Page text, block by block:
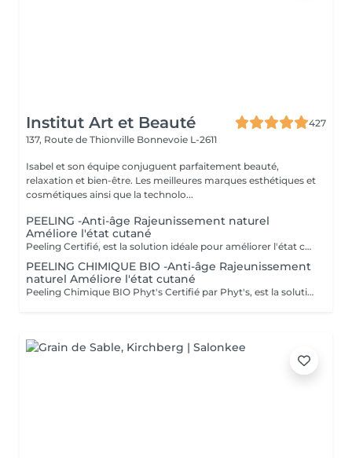
Institut Art et Beauté
427
137, Route de Thionville Bonnevoie L-2611
Isabel et son équipe conjuguent parfaitement beauté,
relaxation et bien-être. Les meilleures marques esthétiques et
cosmétiques ainsi que la technolo...
PEELING -Anti-âge Rajeunissement naturel
Améliore l'état cutané
Peeling Certifié, est la solution idéale pour améliorer l'état cutané et lutter efficacement contre les signes du vieillissement. Ce soin avancé associe la puissance des ingrédients naturels à la rigueur des produits biologiques pour offrir des résultats visibles et durables. Certification BIO : Profitez de produits certifiés bio, garantissant une formulation respectueuse de votre peau et de l'environnement, tout en vous assurant une qualité irréprochable. Ingrédients naturels : Enrichi en actifs naturels, ce peeling favorise le renouvellement cellulaire, affine le grain de peau et améliore la texture cutanée pour un teint plus uniforme et éclatant. Ampoules individuelles : Chaque soin est conditionné en ampoules individuelles pour garantir une hygiène optimale, une fraîcheur parfaite à chaque application, et une précision dans l'utilisation des doses. Esthéticiennes Lisete Marie Francesca Mirza Déborah Une routine régulière de soins contribue à maintenir l'élasticité, la fermeté et l'éclat de votre peau, tout en prévenant les signes du vieillissement prématuré. Chaque soin que vous apportez à votre peau est un pas vers une beauté durable et naturellement rajeunie. Offrez à votre peau le meilleur de la nature avec le Peeling et découvrez une peau revitalisée et éclatante !
PEELING CHIMIQUE BIO -Anti-âge Rajeunissement
naturel Améliore l'état cutané
Peeling Chimique BIO Phyt's Certifié par Phyt's, est la solution idéale pour améliorer l'état cutané et lutter efficacement contre les signes du vieillissement. Ce soin avancé associe la puissance des ingrédients naturels à la rigueur des produits biologiques pour offrir des résultats visibles et durables. Certification BIO : Profitez de produits certifiés bio, garantissant une formulation respectueuse de votre peau et de l'environnement, tout en vous assurant une qualité irréprochable. Ingrédients naturels : Enrichi en actifs naturels, ce peeling favorise le renouvellement cellulaire, affine le grain de peau et améliore la texture cutanée pour un teint plus uniforme et éclatant. Ampoules individuelles : Chaque soin est conditionné en ampoules individuelles pour garantir une hygiène optimale, une fraîcheur parfaite à chaque application, et une précision dans l'utilisation des doses. Estheticiene Fatima Lisete Marie Francesca Mirza Déborah Une routine régulière de soins contribue à maintenir l'élasticité, la fermeté et l'éclat de votre peau, tout en prévenant les signes du vieillissement prématuré. Chaque soin que vous apportez à votre peau est un pas vers une beauté durable et naturellement rajeunie. Offrez à votre peau le meilleur de la nature avec le Peeling Chimique BIO Phyt's et découvrez une peau revitalisée et éclatante !